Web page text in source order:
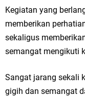
Kegiatan yang
memberikan
sekaligus
semangat mengikuti
Sangat jarang sekali
gigih dan semangat